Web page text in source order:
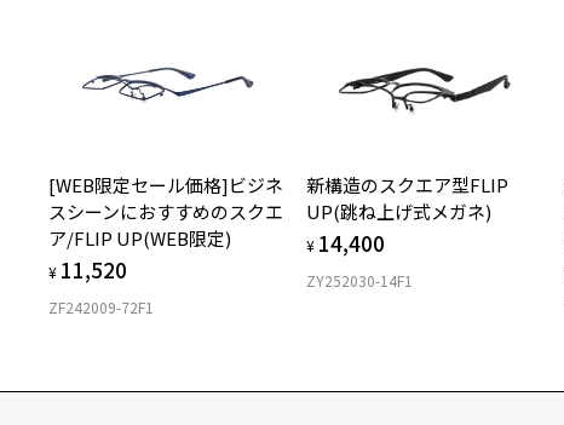
[WEB限定セール価格]ビジネ
スシーンにおすすめのスクエ
ア/FLIP UP(WEB限定)
¥ 11,520
ZF242009-72F1
新構造のスクエア型FLIP
UP(跳ね上げ式メガネ)
¥ 14,400
ZY252030-14F1